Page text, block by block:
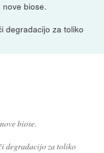
nove biose.
degradacijo za toliko
biose.
degradacijo za toliko